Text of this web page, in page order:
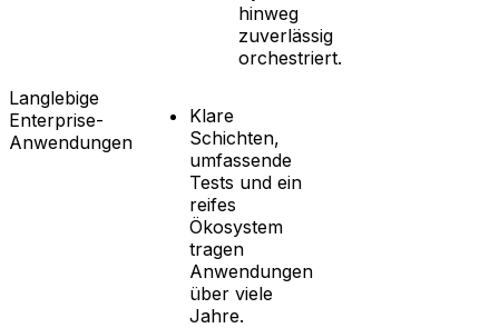
hinweg
zuverlässig
orchestriert.
Langlebige
Enterprise-
Anwendungen
Klare
Schichten,
umfassende
Tests und ein
reifes
Ökosystem
tragen
Anwendungen
über viele
Jahre.